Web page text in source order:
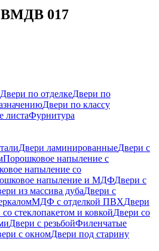
ВМДВ 017
Двери по отделкеДвери по
Двери по классу
листаФурнитура
Двери ламинированныеДвери с
Порошковое напыление с
напыление со
напыление и МДФДвери с
из массива дубаДвери с
МДФ с отделкой ПВХДвери
стеклопакетом и ковкойДвери со
Двери с резьбойФиленчатые
с окномДвери под старину